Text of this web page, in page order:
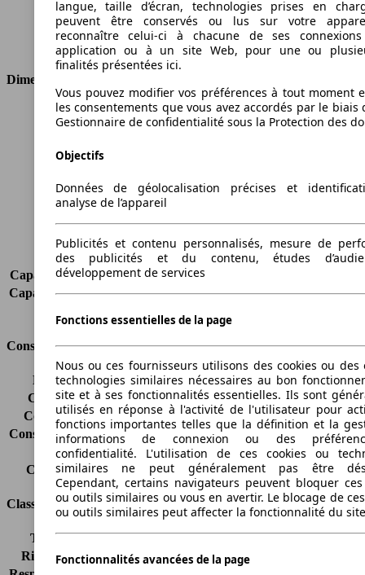
Cylindres
4
Transmission
Boîte manuelle
Type de traction
Traction avant
Dimensions
Longueur
4841 mm
Largeur
Poids maximum
2110 kg
Charge maximale
Portes
5
Sièges
5
Charge sur toit
-
Capacité de remorquage (sans freins)
Capacité de remorquage (avec freins) 1800 kg
Consommation
Émissions de CO2*
214 g/km (komb.)
Consommation (ville)
12.5 l/100km
Consommation (route)
6.9 l/100km
Consommation (combinée)*
9.0 l/100km
Classe d'émissions
pas d'information
Capacité du réservoir
68 l
Classes d'assurance
Tous risques
-
Risques partiels
-
langue, taille d’écran, technologies prises en
peuvent être conservés ou lus sur votre
reconnaître celui-ci à chacune de ses
application ou à un site Web, pour une ou
finalités présentées ici.
Vous pouvez modifier vos préférences à tout moment
les consentements que vous avez accordés par le biais
Gestionnaire de confidentialité sous la Protection des
Objectifs
Données de géolocalisation précises et
analyse de l’appareil
Publicités et contenu personnalisés, mesure de
des publicités et du contenu, études
développement de services
Fonctions essentielles de la page
Nous ou ces fournisseurs utilisons des cookies ou des
technologies similaires nécessaires au bon
site et à ses fonctionnalités essentielles. Ils sont
utilisés en réponse à l'activité de l'utilisateur pour
fonctions importantes telles que la définition et la
informations de connexion ou des
confidentialité. L'utilisation de ces cookies ou
similaires ne peut généralement pas être
Cependant, certains navigateurs peuvent bloquer ces
ou outils similaires ou vous en avertir. Le blocage de
ou outils similaires peut affecter la fonctionnalité du
Fonctionnalités avancées de la page